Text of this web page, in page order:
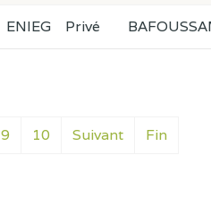
9 10 Suivant Fin
ENIEG Privé